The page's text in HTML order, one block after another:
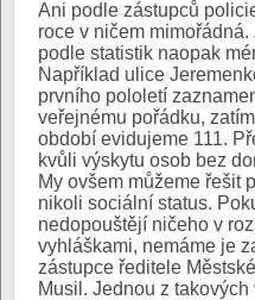
Ani podle zástupců
roce v ničem mimořádná.
podle statistik naopak
Například ulice
prvního pololetí
veřejnému pořádku,
období evidujeme 111.
kvůli výskytu osob bez
My ovšem můžeme řešit
nikoli sociální status.
nedopouštějí ničeho v
vyhláškami, nemáme je
zástupce ředitele
Musil. Jednou z